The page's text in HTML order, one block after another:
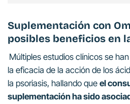
Suplementación con
posibles beneficios en
Múltiples estudios clínicos se
la eficacia de la acción de los
la psoriasis, hallando que el
suplementación ha sido